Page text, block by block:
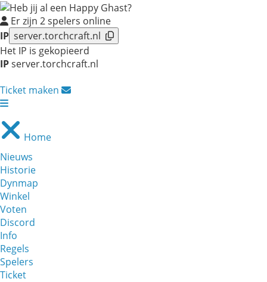
Er zijn 2spelers online
IP server.torchcraft.nl
Het IP is gekopieerd
IPserver.torchcraft.nl
Ticket maken
Home
Nieuws
Historie
Dynmap
Winkel
Voten
Discord
Info
Regels
Spelers
Ticket